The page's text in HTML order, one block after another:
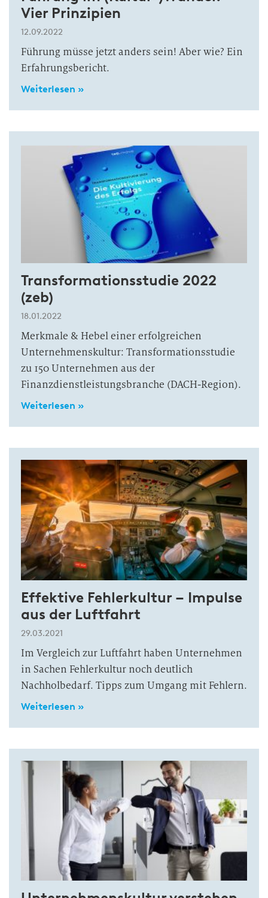
Vier Prinzipien
12.09.2022
Führung müsse jetzt anders sein! Aber wie? Ein
Erfahrungsbericht.
Weiterlesen »
Transformationsstudie 2022
(zeb)
18.01.2022
Merkmale & Hebel einer erfolgreichen
Unternehmenskultur: Transformationsstudie
zu 150 Unternehmen aus der
Finanzdienstleistungsbranche (DACH-Region).
Weiterlesen »
Effektive Fehlerkultur – Impulse
aus der Luftfahrt
29.03.2021
Im Vergleich zur Luftfahrt haben Unternehmen
in Sachen Fehlerkultur noch deutlich
Nachholbedarf. Tipps zum Umgang mit Fehlern.
Weiterlesen »